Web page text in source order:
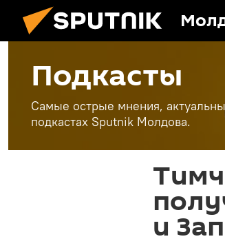
Подкасты
Самые острые мнения,
подкастах Sputnik Молдова.
и